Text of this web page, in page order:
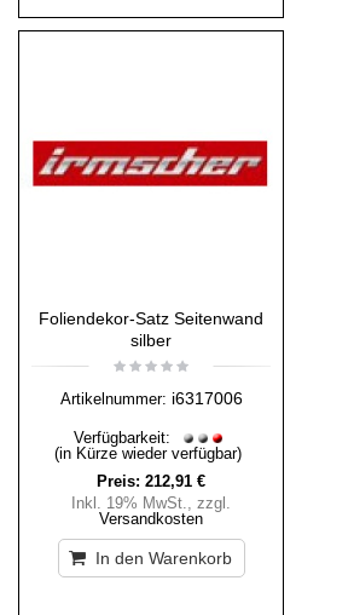
Foliendekor-Satz Seitenwand
silber
Artikelnummer: i6317006
Verfügbarkeit:
(in Kürze wieder verfügbar)
Preis: 212,91 €
Inkl. 19% MwSt., zzgl.
Versandkosten
In den Warenkorb